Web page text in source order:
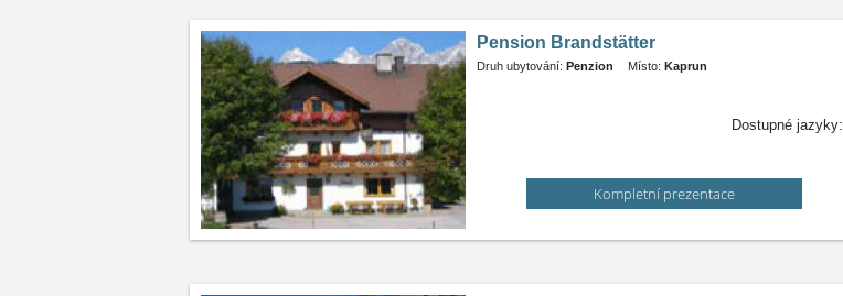
Pension Brandstätter
Druh ubytování: Penzion Místo: Kaprun
Dostupné jazyky:
Kompletní prezentace